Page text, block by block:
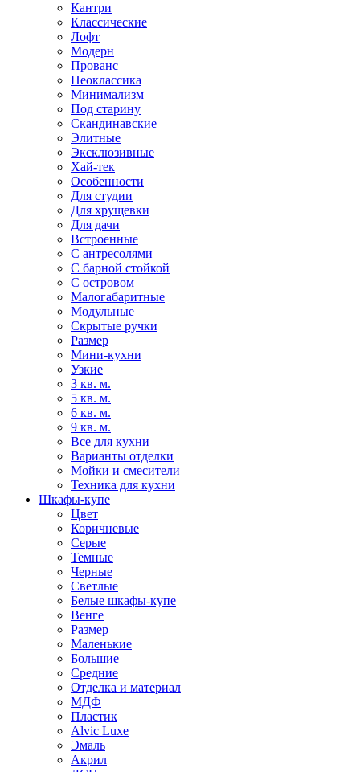
Кантри
Классические
Лофт
Модерн
Прованс
Неоклассика
Минимализм
Под старину
Скандинавские
Элитные
Эксклюзивные
Хай-тек
Особенности
Для студии
Для хрущевки
Для дачи
Встроенные
С антресолями
С барной стойкой
С островом
Малогабаритные
Модульные
Скрытые ручки
Размер
Мини-кухни
Узкие
3 кв. м.
5 кв. м.
6 кв. м.
9 кв. м.
Все для кухни
Варианты отделки
Мойки и смесители
Техника для кухни
Шкафы-купе
Цвет
Коричневые
Серые
Темные
Черные
Светлые
Белые шкафы-купе
Венге
Размер
Маленькие
Большие
Средние
Отделка и материал
МДФ
Пластик
Alvic Luxe
Эмаль
Акрил